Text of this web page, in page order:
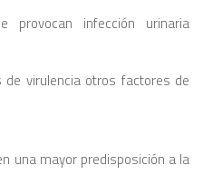
infección urinaria
virulencia otros factores de
una mayor predisposición a la